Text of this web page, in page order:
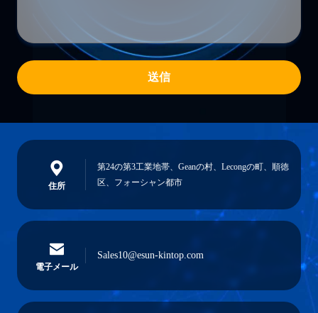
送信
住所
第24の第3工業地帯、Geanの村、Lecongの町、順徳
区、フォーシャン都市
電子メール
Sales10@esun-kintop.com